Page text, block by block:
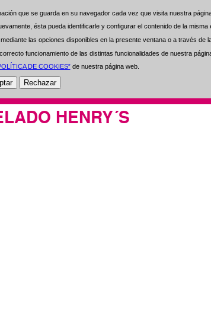
que se guarda en su navegador cada vez que visita nuestra
ésta pueda identificarle y configurar el contenido de la
las opciones disponibles en la presente ventana o a través de
funcionamiento de las distintas funcionalidades de nuestra
DE COOKIES”de nuestra página web.
que se guarda en su navegador cada vez que visita nuestra
ésta pueda identificarle y configurar el contenido de la
las opciones disponibles en la presente ventana o a través de
funcionamiento de las distintas funcionalidades de nuestra
DE COOKIES”de nuestra página web.
HENRY´S
0 Artículos Seleccionados